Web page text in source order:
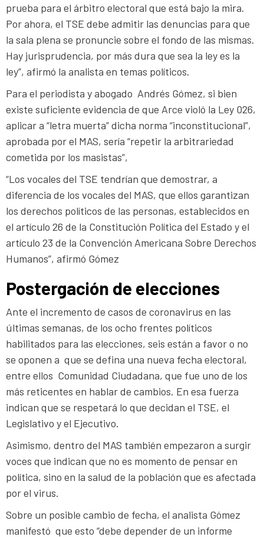
prueba para el árbitro electoral que está bajo la mira.
Por ahora, el TSE debe admitir las denuncias para que
la sala plena se pronuncie sobre el fondo de las mismas.
Hay jurisprudencia, por más dura que sea la ley es la
ley”, afirmó la analista en temas políticos.
Para el periodista y abogado Andrés Gómez, si bien
existe suficiente evidencia de que Arce violó la Ley 026,
aplicar a “letra muerta” dicha norma “inconstitucional”,
aprobada por el MAS, sería “repetir la arbitrariedad
cometida por los masistas”,
“Los vocales del TSE tendrían que demostrar, a
diferencia de los vocales del MAS, que ellos garantizan
los derechos políticos de las personas, establecidos en
el artículo 26 de la Constitución Política del Estado y el
artículo 23 de la Convención Americana Sobre Derechos
Humanos”, afirmó Gómez
Postergación de elecciones
Ante el incremento de casos de coronavirus en las
últimas semanas, de los ocho frentes políticos
habilitados para las elecciones, seis están a favor o no
se oponen a que se defina una nueva fecha electoral,
entre ellos Comunidad Ciudadana, que fue uno de los
más reticentes en hablar de cambios. En esa fuerza
indican que se respetará lo que decidan el TSE, el
Legislativo y el Ejecutivo.
Asimismo, dentro del MAS también empezaron a surgir
voces que indican que no es momento de pensar en
política, sino en la salud de la población que es afectada
por el virus.
Sobre un posible cambio de fecha, el analista Gómez
manifestó que esto “debe depender de un informe